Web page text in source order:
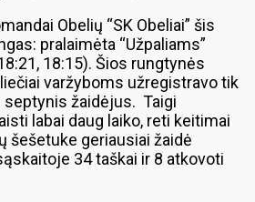
Obelių “SK Obeliai” šis
pralaimėta “Užpaliams”
18:15). Šios rungtynės
varžyboms užregistravo tik
septynis žaidėjus. Taigi
labai daug laiko, reti keitimai
šešetuke geriausiai žaidė
34 taškai ir 8 atkovoti